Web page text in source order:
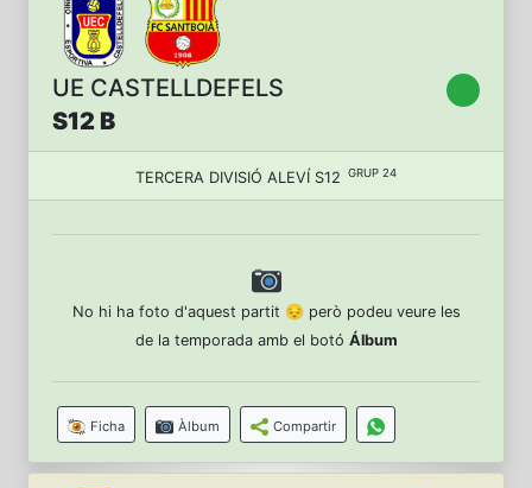
UE CASTELLDEFELS
S12 B
TERCERA DIVISIÓ ALEVÍ S12 GRUP 24
No hi ha foto d'aquest partit 😔 però podeu veure les
de la temporada amb el botó Álbum
Ficha Àlbum Compartir